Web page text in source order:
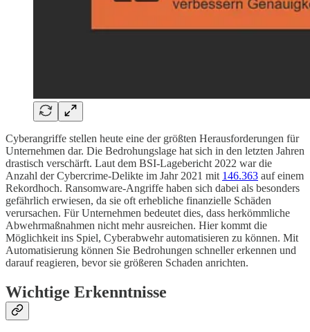
Cyberangriffe stellen heute eine der größten Herausforderungen für
Unternehmen dar. Die Bedrohungslage hat sich in den letzten Jahren
drastisch verschärft. Laut dem BSI-Lagebericht 2022 war die
Anzahl der Cybercrime-Delikte im Jahr 2021 mit 146.363 auf einem
Rekordhoch. Ransomware-Angriffe haben sich dabei als besonders
gefährlich erwiesen, da sie oft erhebliche finanzielle Schäden
verursachen. Für Unternehmen bedeutet dies, dass herkömmliche
Abwehrmaßnahmen nicht mehr ausreichen. Hier kommt die
Möglichkeit ins Spiel, Cyberabwehr automatisieren zu können. Mit
Automatisierung können Sie Bedrohungen schneller erkennen und
darauf reagieren, bevor sie größeren Schaden anrichten.
Wichtige Erkenntnisse